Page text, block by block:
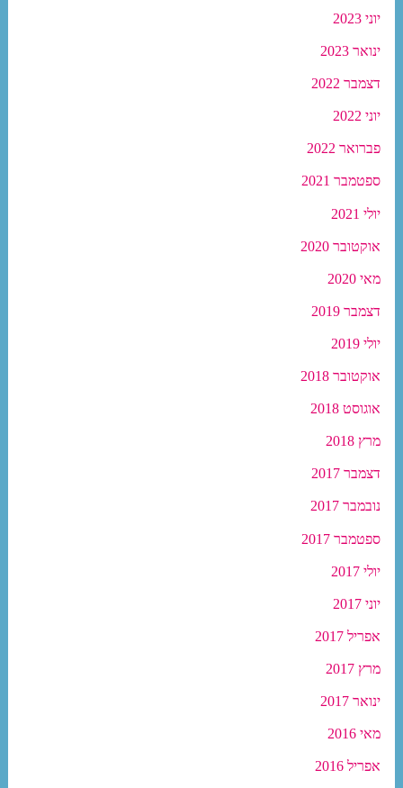
יוני 2023
ינואר 2023
דצמבר 2022
יוני 2022
פברואר 2022
ספטמבר 2021
יולי 2021
אוקטובר 2020
מאי 2020
דצמבר 2019
יולי 2019
אוקטובר 2018
אוגוסט 2018
מרץ 2018
דצמבר 2017
נובמבר 2017
ספטמבר 2017
יולי 2017
יוני 2017
אפריל 2017
מרץ 2017
ינואר 2017
מאי 2016
אפריל 2016